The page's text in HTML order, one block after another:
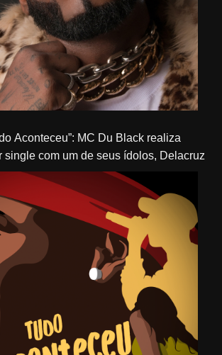
single com um de seus ídolos, Delacruz